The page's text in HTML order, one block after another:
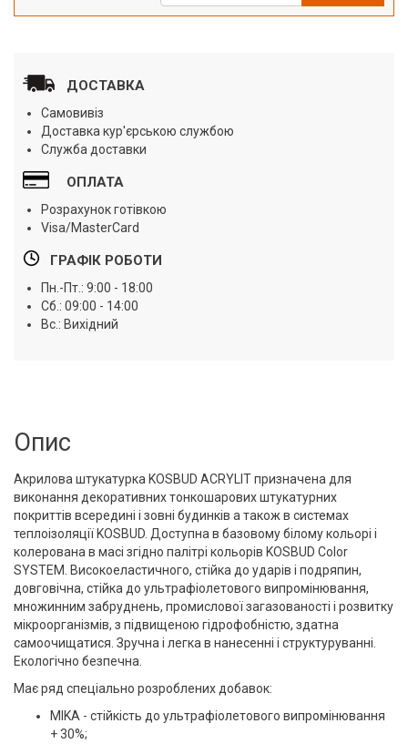
ДОСТАВКА
Самовивіз
Доставка кур'єрською службою
Служба доставки
ОПЛАТА
Розрахунок готівкою
Visa/MasterCard
ГРАФІК РОБОТИ
Пн.-Пт.: 9:00 - 18:00
Сб.: 09:00 - 14:00
Вс.: Вихідний
Опис
Акрилова штукатурка KOSBUD ACRYLIT призначена для
виконання декоративних тонкошарових штукатурних
покриттів всередині і зовні будинків а також в системах
теплоізоляції KOSBUD. Доступна в базовому білому кольорі і
колерована в масі згідно палітрі кольорів KOSBUD Сolor
SYSTEM. Високоеластичного, стійка до ударів і подряпин,
довговічна, стійка до ультрафіолетового випромінювання,
множинним забруднень, промислової загазованості і розвитку
мікроорганізмів, з підвищеною гідрофобністю, здатна
самоочищатися. Зручна і легка в нанесенні і структуруванні.
Екологічно безпечна.
Має ряд спеціально розроблених добавок:
MIKA - стійкість до ультрафіолетового випромінювання
+ 30%;